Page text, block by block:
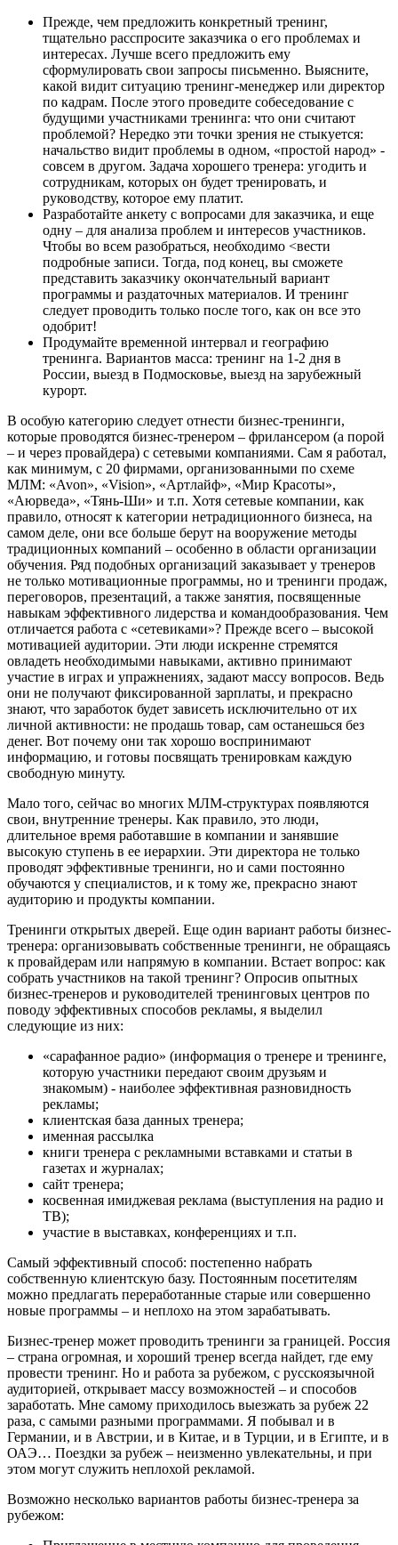
Прежде, чем предложить конкретный тренинг,
тщательно расспросите заказчика о его проблемах и
интересах. Лучше всего предложить ему
сформулировать свои запросы письменно. Выясните,
какой видит ситуацию тренинг-менеджер или директор
по кадрам. После этого проведите собеседование с
будущими участниками тренинга: что они считают
проблемой? Нередко эти точки зрения не стыкуется:
начальство видит проблемы в одном, «простой народ» -
совсем в другом. Задача хорошего тренера: угодить и
сотрудникам, которых он будет тренировать, и
руководству, которое ему платит.
Разработайте анкету с вопросами для заказчика, и еще
одну – для анализа проблем и интересов участников.
Чтобы во всем разобраться, необходимо <вести
подробные записи. Тогда, под конец, вы сможете
представить заказчику окончательный вариант
программы и раздаточных материалов. И тренинг
следует проводить только после того, как он все это
одобрит!
Продумайте временной интервал и географию
тренинга. Вариантов масса: тренинг на 1-2 дня в
России, выезд в Подмосковье, выезд на зарубежный
курорт.
В особую категорию следует отнести бизнес-тренинги,
которые проводятся бизнес-тренером – фрилансером (а порой
– и через провайдера) с сетевыми компаниями. Сам я работал,
как минимум, с 20 фирмами, организованными по схеме
МЛМ: «Avon», «Vision», «Артлайф», «Мир Красоты»,
«Аюрведа», «Тянь-Ши» и т.п. Хотя сетевые компании, как
правило, относят к категории нетрадиционного бизнеса, на
самом деле, они все больше берут на вооружение методы
традиционных компаний – особенно в области организации
обучения. Ряд подобных организаций заказывает у тренеров
не только мотивационные программы, но и тренинги продаж,
переговоров, презентаций, а также занятия, посвященные
навыкам эффективного лидерства и командообразования. Чем
отличается работа с «сетевиками»? Прежде всего – высокой
мотивацией аудитории. Эти люди искренне стремятся
овладеть необходимыми навыками, активно принимают
участие в играх и упражнениях, задают массу вопросов. Ведь
они не получают фиксированной зарплаты, и прекрасно
знают, что заработок будет зависеть исключительно от их
личной активности: не продашь товар, сам останешься без
денег. Вот почему они так хорошо воспринимают
информацию, и готовы посвящать тренировкам каждую
свободную минуту.
Мало того, сейчас во многих МЛМ-структурах появляются
свои, внутренние тренеры. Как правило, это люди,
длительное время работавшие в компании и занявшие
высокую ступень в ее иерархии. Эти директора не только
проводят эффективные тренинги, но и сами постоянно
обучаются у специалистов, и к тому же, прекрасно знают
аудиторию и продукты компании.
Тренинги открытых дверей. Еще один вариант работы бизнес-
тренера: организовывать собственные тренинги, не обращаясь
к провайдерам или напрямую в компании. Встает вопрос: как
собрать участников на такой тренинг? Опросив опытных
бизнес-тренеров и руководителей тренинговых центров по
поводу эффективных способов рекламы, я выделил
следующие из них:
«сарафанное радио» (информация о тренере и тренинге,
которую участники передают своим друзьям и
знакомым) - наиболее эффективная разновидность
рекламы;
клиентская база данных тренера;
именная рассылка
книги тренера с рекламными вставками и статьи в
газетах и журналах;
сайт тренера;
косвенная имиджевая реклама (выступления на радио и
ТВ);
участие в выставках, конференциях и т.п.
Самый эффективный способ: постепенно набрать
собственную клиентскую базу. Постоянным посетителям
можно предлагать переработанные старые или совершенно
новые программы – и неплохо на этом зарабатывать.
Бизнес-тренер может проводить тренинги за границей. Россия
– страна огромная, и хороший тренер всегда найдет, где ему
провести тренинг. Но и работа за рубежом, с русскоязычной
аудиторией, открывает массу возможностей – и способов
заработать. Мне самому приходилось выезжать за рубеж 22
раза, с самыми разными программами. Я побывал и в
Германии, и в Австрии, и в Китае, и в Турции, и в Египте, и в
ОАЭ… Поездки за рубеж – неизменно увлекательны, и при
этом могут служить неплохой рекламой.
Возможно несколько вариантов работы бизнес-тренера за
рубежом: